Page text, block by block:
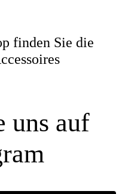
finden Sie die
uns auf